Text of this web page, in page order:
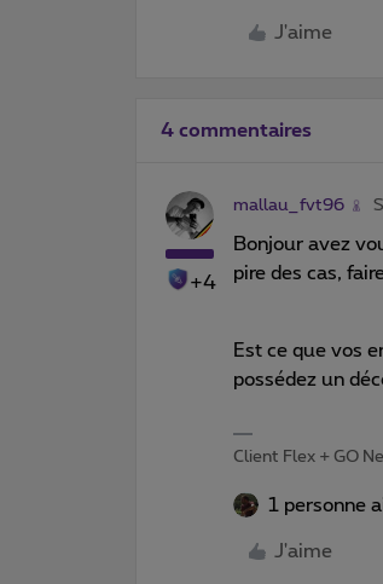
J'aime
4 commentaires
+4
mallau_fvt96
Bonjour avez
pire des cas,
Est ce que vos
possédez un
Client Flex + GO
1 personne
J'aime